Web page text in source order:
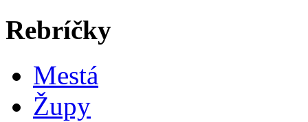
Rebríčky
Mestá
Župy